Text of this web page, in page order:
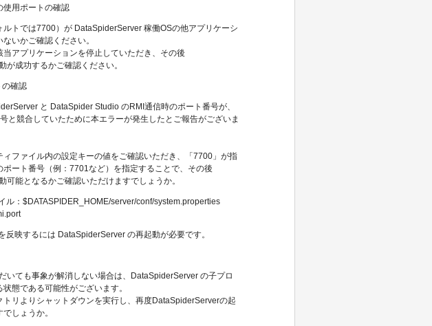
使用ポートの確認
ルトでは7700）が DataSpiderServer 稼働OSの他アプリケーシ
いかご確認ください。
アプリケーションを停止していただき、その後
が成功するかご確認ください。
の確認
と DataSpider Studio のRMI通信時のポート番号が、
と競合していたために本エラーが発生したとご報告がございま
ィファイル内の設定キーの値をご確認いただき、「7700」が指
ポート番号（例：7701など）を指定することで、その後
可能となるかご確認いただけますでしょうか。
ル：$DATASPIDER_HOME/server/conf/system.properties
反映するには DataSpiderServer の再起動が必要です。
いても事象が解消しない場合は、DataSpiderServer の子プロ
態である可能性がございます。
トリよりシャットダウンを実行し、再度DataSpiderServerの起
しょうか。